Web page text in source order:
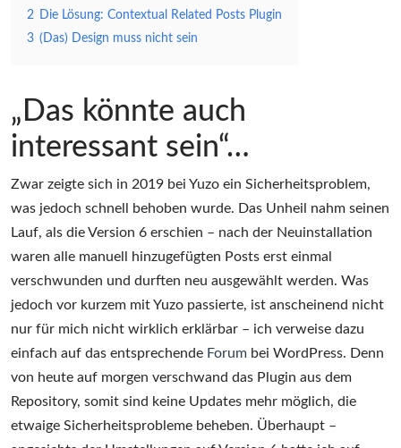
2 Die Lösung: Contextual Related Posts Plugin
3 (Das) Design muss nicht sein
„Das könnte auch
interessant sein“…
Zwar zeigte sich in 2019 bei Yuzo ein Sicherheitsproblem,
was jedoch schnell behoben wurde. Das Unheil nahm seinen
Lauf, als die Version 6 erschien – nach der Neuinstallation
waren alle manuell hinzugefügten Posts erst einmal
verschwunden und durften neu ausgewählt werden. Was
jedoch vor kurzem mit Yuzo passierte, ist anscheinend nicht
nur für mich nicht wirklich erklärbar – ich verweise dazu
einfach auf das entsprechende Forum bei WordPress. Denn
von heute auf morgen verschwand das Plugin aus dem
Repository, somit sind keine Updates mehr möglich, die
etwaige Sicherheitsprobleme beheben. Überhaupt –